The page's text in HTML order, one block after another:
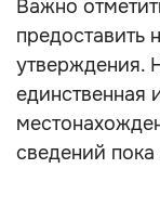
Важно
предоставить
утверждения.
сведений пока